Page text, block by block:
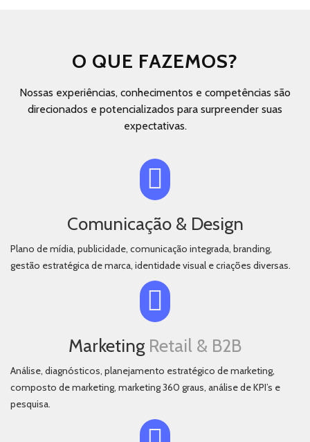
O QUE FAZEMOS?
Nossas experiências, conhecimentos e competências são
direcionados e potencializados para surpreender suas
expectativas.
Comunicação & Design
Plano de mídia, publicidade, comunicação integrada, branding,
gestão estratégica de marca, identidade visual e criações diversas.
Marketing Retail & B2B
Análise, diagnósticos, planejamento estratégico de marketing,
composto de marketing, marketing 360 graus, análise de KPI’s e
pesquisa.